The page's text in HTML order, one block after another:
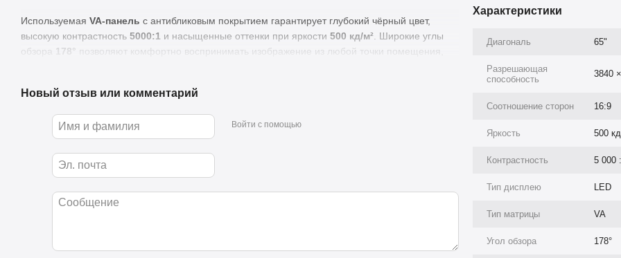
Используемая VA‑панель с антибликовым покрытием гарантирует глубокий чёрный цвет,
высокую контрастность 5000:1 и насыщенные оттенки при яркости 500 кд/м². Широкие углы
обзора 178° позволяют комфортно воспринимать изображение из любой точки помещения,
Модель поддерживает круглосуточную эксплуатацию
операционная системаAndroid 11открывает доступ к установке приложений и
использованию фирменных инструментов управления:
iiSignage²— платформа для централизованного управления контентом;
FailOver— автоматическое переключение источников сигнала для бесперебойной
трансляции;
— удобный инструмент для беспроводного обмена контентом.
Новый отзыв или комментарий
Войти с помощью
Характеристики
Диагональ 65"
Разрешающая
способность
3840
Соотношение сторон 16:9
Яркость 500
Контрастность 5 000
Тип дисплею LED
Тип матрицы VA
Угол обзора 178°